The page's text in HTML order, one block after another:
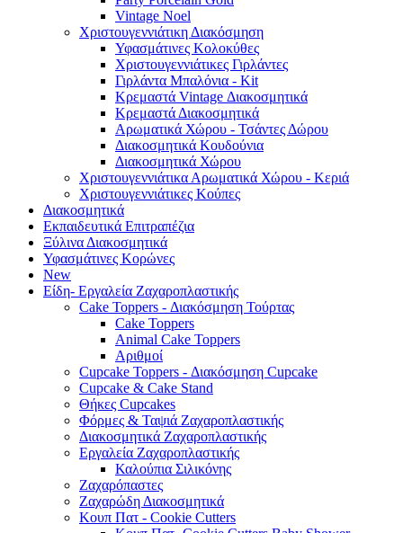
Vintage Noel
Χριστουγεννιάτικη Διακόσμηση
Υφασμάτινες Κολοκύθες
Χριστουγεννιάτικες Γιρλάντες
Γιρλάντα Μπαλόνια - Kit
Κρεμαστά Vintage Διακοσμητικά
Κρεμαστά Διακοσμητικά
Αρωματικά Χώρου - Τσάντες Δώρου
Διακοσμητικά Κουδούνια
Διακοσμητικά Χώρου
Χριστουγεννιάτικα Αρωματικά Χώρου - Κεριά
Χριστουγεννιάτικες Κούπες
Διακοσμητικά
Εκπαιδευτικά Επιτραπέζια
Ξύλινα Διακοσμητικά
Υφασμάτινες Κορώνες
New
Είδη- Εργαλεία Ζαχαροπλαστικής
Cake Toppers - Διακόσμηση Τούρτας
Cake Toppers
Animal Cake Toppers
Αριθμοί
Cupcake Toppers - Διακόσμηση Cupcake
Cupcake & Cake Stand
Θήκες Cupcakes
Φόρμες & Ταψιά Ζαχαροπλαστικής
Διακοσμητικά Ζαχαροπλαστικής
Εργαλεία Ζαχαροπλαστικής
Καλούπια Σιλικόνης
Ζαχαρόπαστες
Ζαχαρώδη Διακοσμητικά
Κουπ Πατ - Cookie Cutters